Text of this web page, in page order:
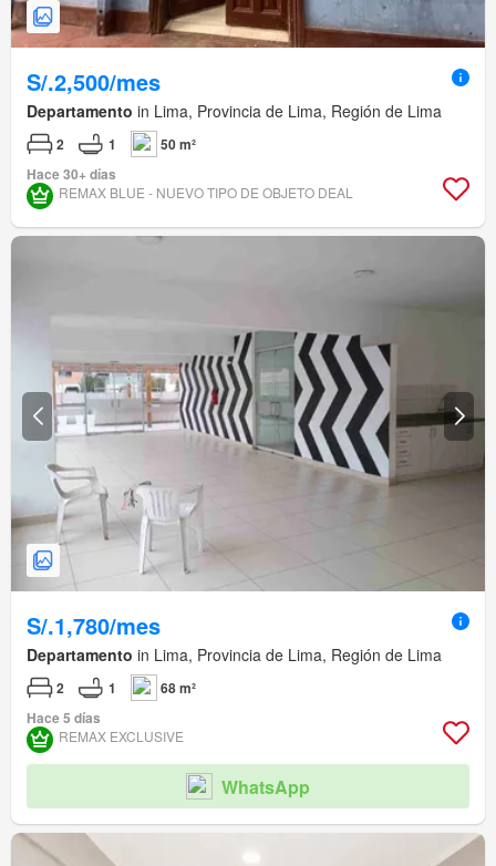
S/.2,500/mes
Departamento in Lima, Provincia de Lima, Región de Lima
2 1
50 m²
Hace 30+ días
REMAX BLUE - NUEVO TIPO DE OBJETO DEAL
S/.1,780/mes
Departamento in Lima, Provincia de Lima, Región de Lima
2 1
68 m²
Hace 5 días
REMAX EXCLUSIVE
WhatsApp